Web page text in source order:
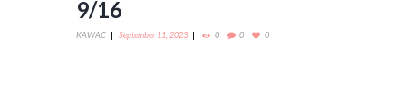
9/16
KAWAC September 11, 2023 0 0 0